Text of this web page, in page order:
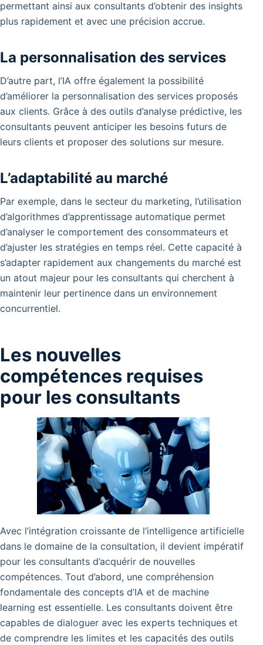
permettant ainsi aux consultants d’obtenir des insights
plus rapidement et avec une précision accrue.
La personnalisation des services
D’autre part, l’IA offre également la possibilité
d’améliorer la personnalisation des services proposés
aux clients. Grâce à des outils d’analyse prédictive, les
consultants peuvent anticiper les besoins futurs de
leurs clients et proposer des solutions sur mesure.
L’adaptabilité au marché
Par exemple, dans le secteur du marketing, l’utilisation
d’algorithmes d’apprentissage automatique permet
d’analyser le comportement des consommateurs et
d’ajuster les stratégies en temps réel. Cette capacité à
s’adapter rapidement aux changements du marché est
un atout majeur pour les consultants qui cherchent à
maintenir leur pertinence dans un environnement
concurrentiel.
Les nouvelles
compétences requises
pour les consultants
Avec l’intégration croissante de l’intelligence artificielle
dans le domaine de la consultation, il devient impératif
pour les consultants d’acquérir de nouvelles
compétences. Tout d’abord, une compréhension
fondamentale des concepts d’IA et de machine
learning est essentielle. Les consultants doivent être
capables de dialoguer avec les experts techniques et
de comprendre les limites et les capacités des outils